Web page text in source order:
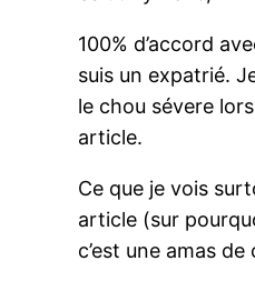
100% d’accord
suis un expatrié.
le chou sévere
article.
Ce que je vois
article (sur
c’est une amas